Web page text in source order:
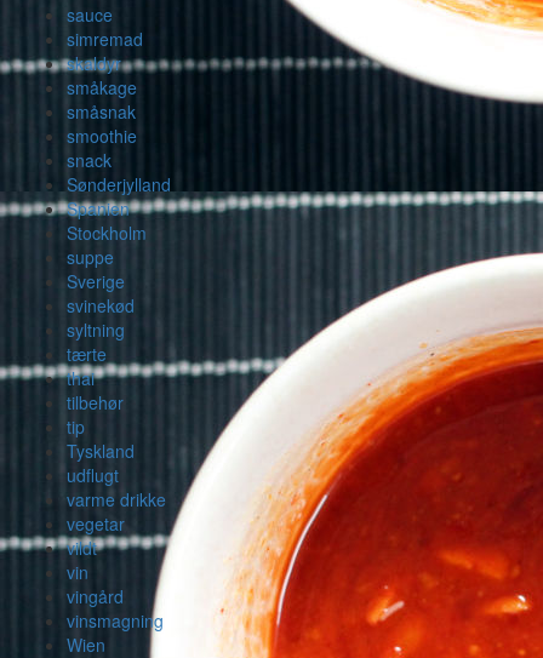
sauce
simremad
skaldyr
småkage
småsnak
smoothie
snack
Sønderjylland
Spanien
Stockholm
suppe
Sverige
svinekød
syltning
tærte
thai
tilbehør
tip
Tyskland
udflugt
varme drikke
vegetar
vildt
vin
vingård
vinsmagning
Wien